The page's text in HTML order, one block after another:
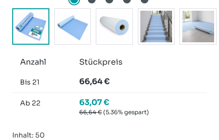
Anzahl Stückpreis
Bis 21 66,64 €
Ab 22 63,07 €
66,64 € (5.36% gespart)
Inhalt: 50